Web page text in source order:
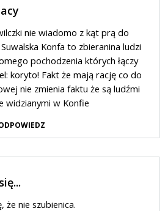
nie wiadomo z kąt prą do
Konfa to zbieranina ludzi
pochodzenia których łączy
koryto! Fakt że mają rację co do
nie zmienia faktu że są ludźmi
widzianymi w Konfie
że nie szubienica.